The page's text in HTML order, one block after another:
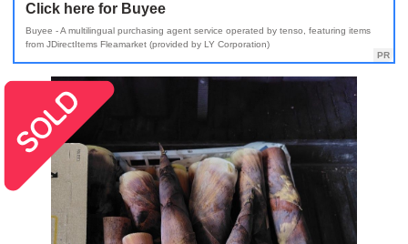
Click here for Buyee
Buyee - A multilingual purchasing agent service operated by tenso, featuring items
from JDirectItems Fleamarket (provided by LY Corporation)